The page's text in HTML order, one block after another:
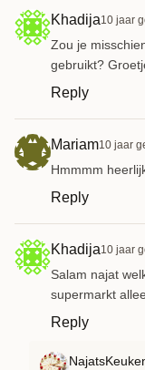
Khadija10 jaar
Zou je
gebruikt?
Reply
Mariam10 jaar
Hmmmm
Reply
Khadija10 jaar
Salam najat
supermarkt
Reply